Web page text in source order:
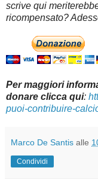
scrive qui
ricompensato?
Per maggiori
donare clicca qui:
puoi-contribuire-
Marco De Santis alle
Condividi